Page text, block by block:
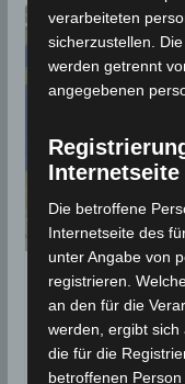
STATISTIK 2019
Tunesien:
verarbeiteten
sicherzustellen.
werden getrennt
angegebenen
Internetseite
Die betroffene
Internetseite des
unter Angabe von
registrieren.
an den für die
werden, ergibt sich
die für die
betroffenen